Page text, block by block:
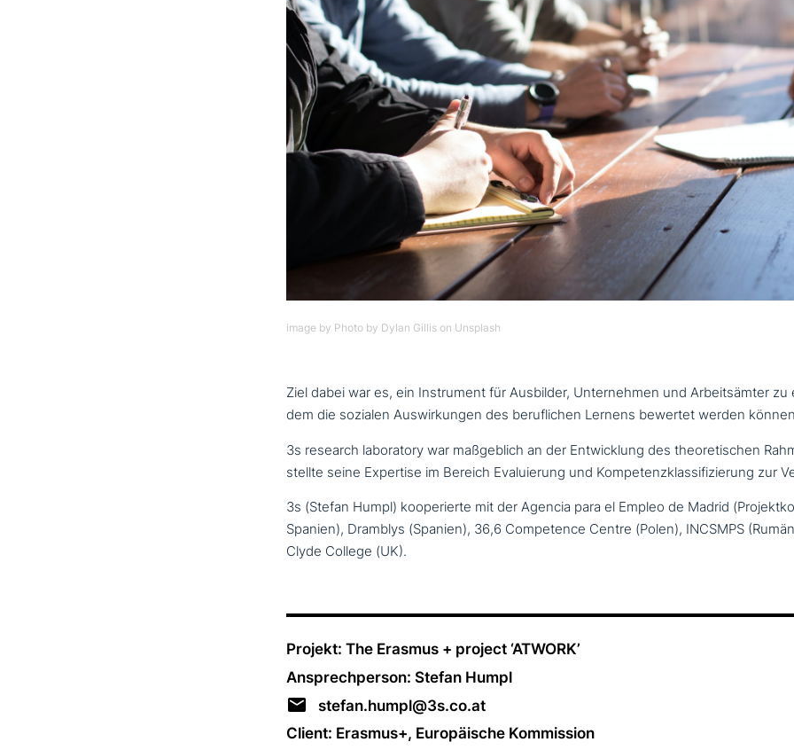
image by Photo by Dylan Gillis on Unsplash
Ziel dabei war es, ein Instrument für Ausbilder, Unternehmen und Arbeitsämter zu
dem die sozialen Auswirkungen des beruf­li­chen Lernens bewertet werden
3s research labo­ra­to­ry war maß­geb­lich an der Entwicklung des theo­re­ti­schen
stellte seine Expertise im Bereich Evaluierung und Kompetenzklassifizierung zur
3s (Stefan Humpl) koope­rier­te mit der Agencia para el Empleo de Madrid
Spanien), Dramblys (Spanien), 36,6 Competence Centre (Polen), INCSMPS
Clyde College (UK).
Projekt: The Erasmus + project ‘ATWORK’
Ansprechperson: Stefan Humpl
stefan.humpl@3s.co.at
Client: Erasmus+, Europäische Kommission